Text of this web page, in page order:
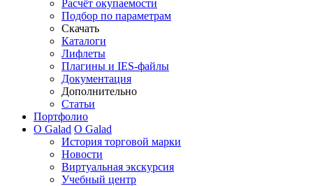
Расчёт окупаемости
Подбор по параметрам
Скачать
Каталоги
Лифлеты
Плагины и IES-файлы
Документация
Дополнительно
Статьи
Портфолио
О Galad О Galad
История торговой марки
Новости
Виртуальная экскурсия
Учебный центр